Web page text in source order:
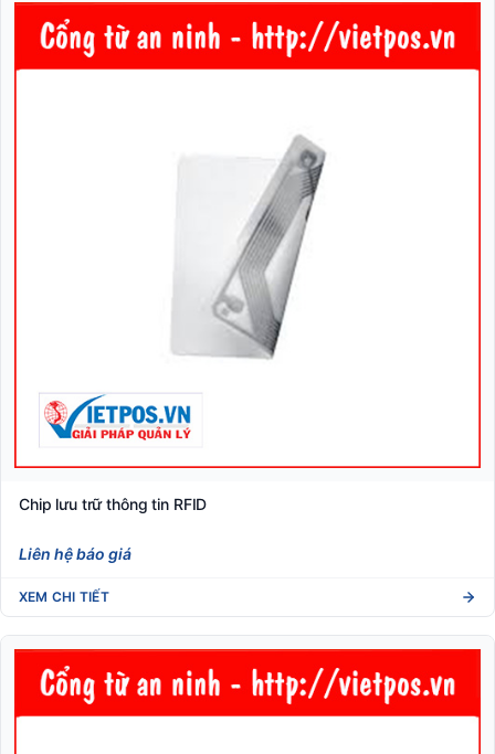
Chip lưu trữ thông tin RFID
Liên hệ báo giá
XEM CHI TIẾT